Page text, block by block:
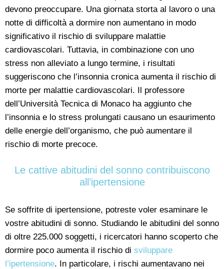
devono preoccupare. Una giornata storta al lavoro o una
notte di difficoltà a dormire non aumentano in modo
significativo il rischio di sviluppare malattie
cardiovascolari. Tuttavia, in combinazione con uno
stress non alleviato a lungo termine, i risultati
suggeriscono che l’insonnia cronica aumenta il rischio di
morte per malattie cardiovascolari. Il professore
dell’Università Tecnica di Monaco ha aggiunto che
l’insonnia e lo stress prolungati causano un esaurimento
delle energie dell’organismo, che può aumentare il
rischio di morte precoce.
Le cattive abitudini del sonno contribuiscono
all’ipertensione
Se soffrite di ipertensione, potreste voler esaminare le
vostre abitudini di sonno. Studiando le abitudini del sonno
di oltre 225.000 soggetti, i ricercatori hanno scoperto che
dormire poco aumenta il rischio di sviluppare
l’ipertensione. In particolare, i rischi aumentavano nei